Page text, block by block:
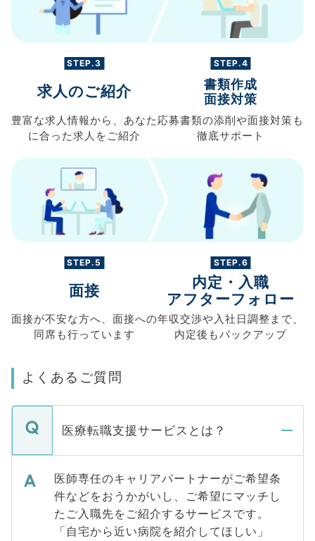
STEP.3
求人のご紹介
豊富な求人情報から、 あなた
に合った求人を ご紹介
STEP.4
書類作成
面接対策
応募書類の添削や面接対策も
徹底サポート
STEP.5
面接
面接が不安な方へ、 面接への
同席も行っています
STEP.6
内定・入職
アフターフォロー
年収交渉や入社日調整まで、
内定後もバックアップ
よくあるご質問
医療転職支援サービスとは？
医師専任のキャリアパートナーがご希望条
件などをおうかがいし、ご希望にマッチし
たご入職先をご紹介するサービスです。
「自宅から近い病院を紹介してほしい」